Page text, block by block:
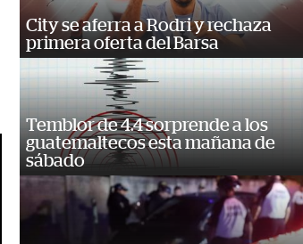
City se aferra a Rodri y rechaza
primera oferta del Barsa
Temblor de 4.4 sorprende a los
guatemaltecos esta mañana de
sábado